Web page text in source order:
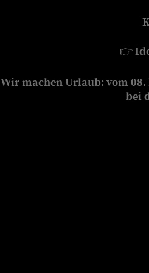
👉
Wir machen Urlaub: vom 08.
bei